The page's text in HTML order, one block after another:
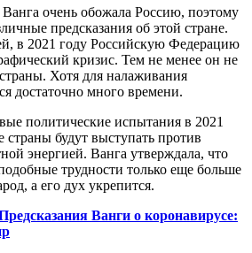
очень обожала Россию, поэтому
предсказания об этой стране.
в 2021 году Российскую Федерацию
кризис. Тем не менее он не
Хотя для налаживания
достаточно много времени.
политические испытания в 2021
страны будут выступать против
энергией. Ванга утверждала, что
трудности только еще больше
а его дух укрепится.
Ванги о коронавирусе: